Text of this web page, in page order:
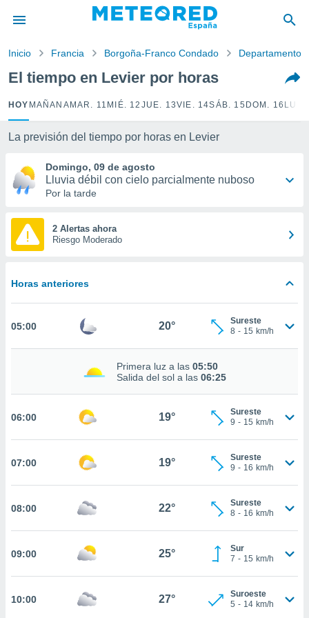
por
para
que se
calidad.
a este
y
digital
basada
seguir
a la
todas
nuestros
análisis
así como
en
CONFIGURACIÓN
Inicio Francia Borgoña-Franco Condado Departamento
El tiempo en Levier por horas
HOY MAÑANA MAR. 11 MIÉ. 12 JUE. 13VIE. 14SÁB. 15 DOM. 16
La previsión del tiempo por horas en Levier
Domingo, 09 de agosto
Lluvia débil con cielo parcialmente nuboso
Por la tarde
2 Alertas ahora
Riesgo Moderado
Horas anteriores
05:00 20°
Sureste
8 - 15 km/h
Primera luz a las 05:50
Salida del sol a las 06:25
06:00 19°
Sureste
9 - 15 km/h
07:00 19°
Sureste
9 - 16 km/h
08:00 22°
Sureste
8 - 16 km/h
09:00 25°
Sur
7 - 15 km/h
10:00 27°
Suroeste
5 - 14 km/h